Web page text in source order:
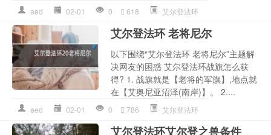
aed 02-01 0 618 艾尔登法环
艾尔登法环 老将尼尔
以下围绕“艾尔登法环 老将尼尔”主题解
决网友的困惑 艾尔登法环战旗怎么获
得? 1. 战旗就是【老将的军旗】,地点就
在【艾奥尼亚沼泽(南岸)】。 2....
aed 02-01 0 786 艾尔登法环
艾尔登法环艾尔登之兽条件